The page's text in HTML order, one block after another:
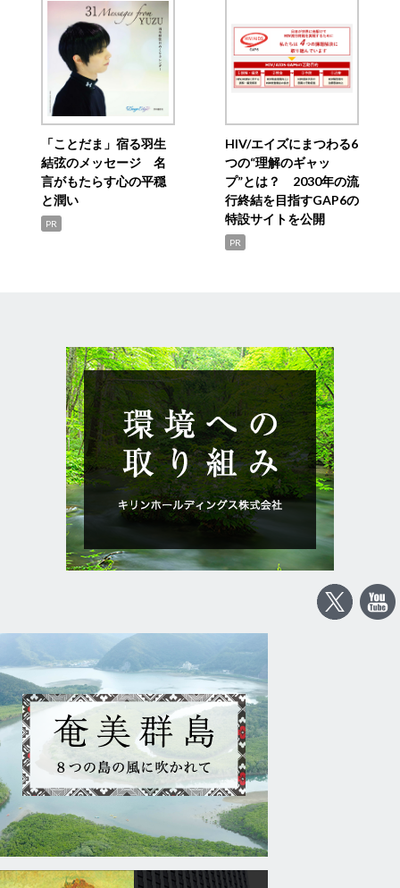
「ことだま」宿る羽生
結弦のメッセージ 名
言がもたらす心の平穏
と潤い
PR
HIV/エイズにまつわる6
つの“理解のギャッ
プ”とは？ 2030年の流
行終結を目指すGAP6の
特設サイトを公開
PR